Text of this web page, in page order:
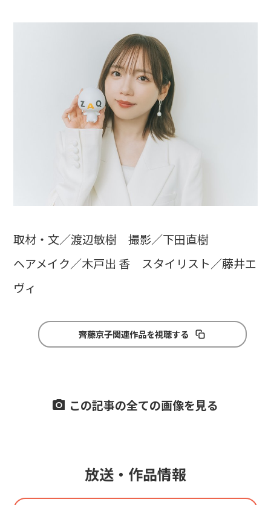
取材・文／渡辺敏樹 撮影／下田直樹
ヘアメイク／木戸出 香 スタイリスト／藤井エ
ヴィ
齊藤京子関連作品を視聴する
この記事の全ての画像を見る
放送・作品情報